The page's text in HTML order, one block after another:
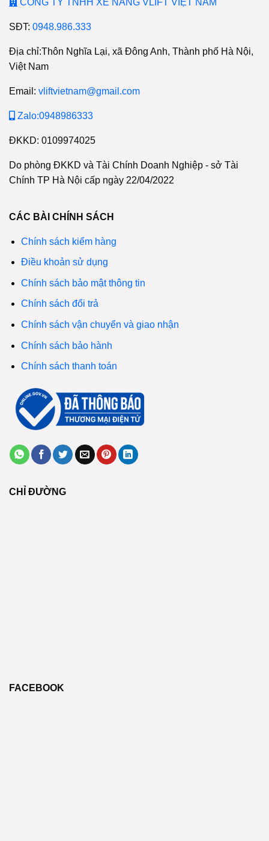
CÔNG TY TNHH XE NÂNG VLIFT VIỆT NAM
SĐT: 0948.986.333
Địa chỉ:Thôn Nghĩa Lại, xã Đông Anh, Thành phố Hà Nội,
Việt Nam
Email: vliftvietnam@gmail.com
Zalo:0948986333
ĐKKD: 0109974025
Do phòng ĐKKD và Tài Chính Doanh Nghiệp - sở Tài
Chính TP Hà Nội cấp ngày 22/04/2022
CÁC BÀI CHÍNH SÁCH
Chính sách kiểm hàng
Điều khoản sử dụng
Chính sách bảo mật thông tin
Chính sách đổi trả
Chính sách vận chuyển và giao nhận
Chính sách bảo hành
Chính sách thanh toán
CHỈ ĐƯỜNG
FACEBOOK